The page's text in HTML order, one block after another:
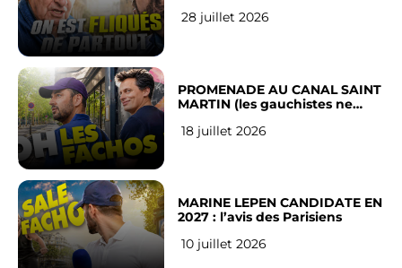
Français
28 juillet 2026
PROMENADE AU CANAL SAINT
MARTIN (les gauchistes ne
18 juillet 2026
MARINE LEPEN CANDIDATE EN
2027 : l’avis des Parisiens
10 juillet 2026